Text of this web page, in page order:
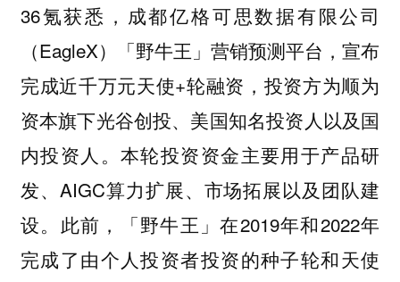
36氪获悉，成都亿格可思数据有限公司
（EagleX）「野牛王」营销预测平台，宣布
完成近千万元天使+轮融资，投资方为顺为
资本旗下光谷创投、美国知名投资人以及国
内投资人。本轮投资资金主要用于产品研
发、AIGC算力扩展、市场拓展以及团队建
设。此前，「野牛王」在2019年和2022年
完成了由个人投资者投资的种子轮和天使